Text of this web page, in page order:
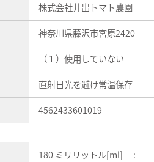
株式会社井出トマト農園
神奈川県藤沢市宮原2420
（１）使用していない
直射日光を避け常温保存
4562433601019
180 ミリリットル[ml] :